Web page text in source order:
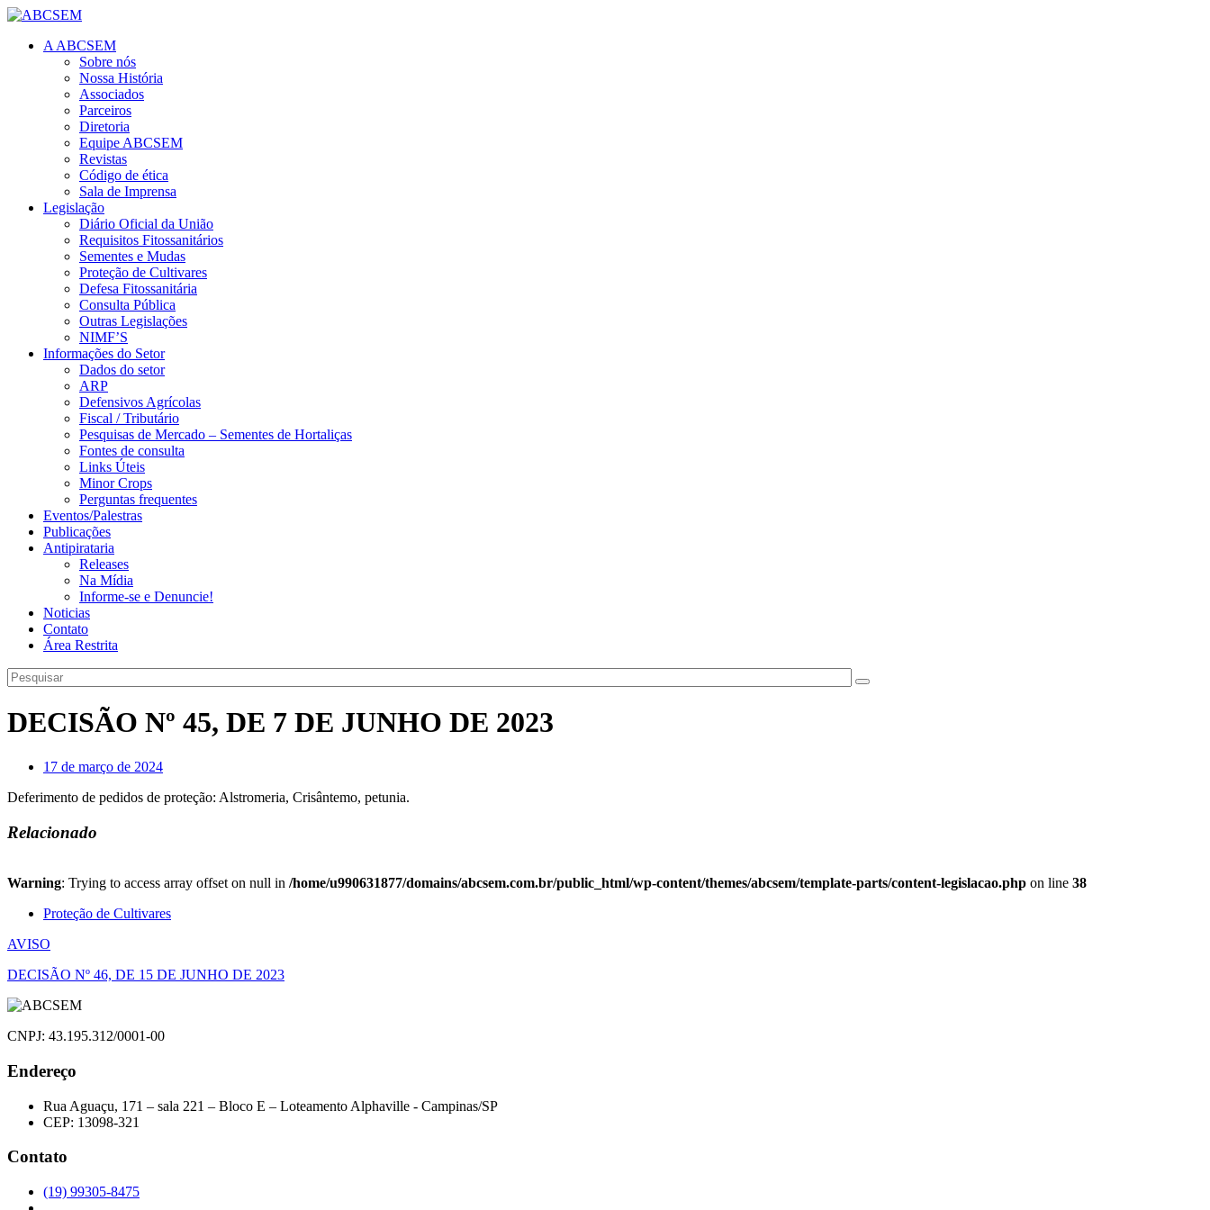
A ABCSEM
Sobre nós
Nossa História
Associados
Parceiros
Diretoria
Equipe ABCSEM
Revistas
Código de ética
Sala de Imprensa
Legislação
Diário Oficial da União
Requisitos Fitossanitários
Sementes e Mudas
Proteção de Cultivares
Defesa Fitossanitária
Consulta Pública
Outras Legislações
NIMF’S
Informações do Setor
Dados do setor
ARP
Defensivos Agrícolas
Fiscal / Tributário
Pesquisas de Mercado – Sementes de Hortaliças
Fontes de consulta
Links Úteis
Minor Crops
Perguntas frequentes
Eventos/Palestras
Publicações
Antipirataria
Releases
Na Mídia
Informe-se e Denuncie!
Noticias
Contato
Área Restrita
DECISÃO Nº 45, DE 7 DE JUNHO DE 2023
17 de março de 2024
Deferimento de pedidos de proteção: Alstromeria, Crisântemo, petunia.
Relacionado
Warning: Trying to access array offset on null in /home/u990631877/domains/abcsem.com.br/public_html/wp-content/themes/abcsem/template-parts/content-legislacao.php on line 38
Proteção de Cultivares
Navegação
de
Post
AVISO
DECISÃO Nº 46, DE 15 DE JUNHO DE 2023
CNPJ: 43.195.312/0001-00
Endereço
Rua Aguaçu, 171 – sala 221 – Bloco E – Loteamento Alphaville - Campinas/SP
CEP: 13098-321
Contato
(19) 99305-8475